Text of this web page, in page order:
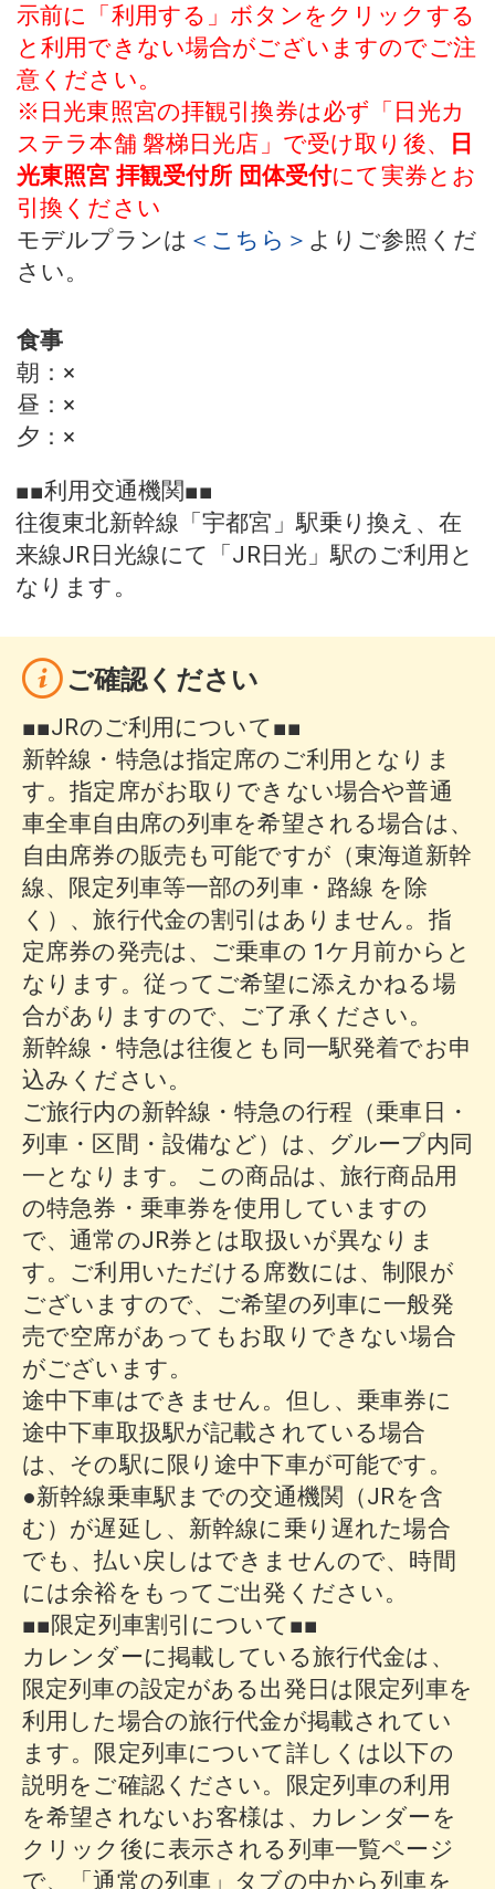
示前に「利用する」ボタンをクリックする
と利用できない場合がございますのでご注
意ください。
※日光東照宮の拝観引換券は必ず「日光カ
ステラ本舗 磐梯日光店」で受け取り後、
日
光東照宮 拝観受付所 団体受付にて実券とお
引換ください
モデルプランは ＜こちら＞ よりご参照くだ
さい。
食事
朝 ： ×
昼 ： ×
夕 ： ×
■■利用交通機関■■
往復東北新幹線「宇都宮」駅乗り換え、在
来線JR日光線にて「JR日光」駅のご利用と
なります。
ご確認ください
■■JRのご利用について■■
新幹線・特急は指定席のご利用となりま
す。指定席がお取りできない場合や普通
車全車自由席の列車を希望される場合は、
自由席券の販売も可能ですが（東海道新幹
線、限定列車等一部の列車・路線 を除
く）、旅行代金の割引はありません。指
定席券の発売は、ご乗車の 1ケ月前からと
なります。従ってご希望に添えかねる場
合がありますので、ご了承ください。
新幹線・特急は往復とも同一駅発着でお申
込みください。
ご旅行内の新幹線・特急の行程（乗車日・
列車・区間・設備など）は、グループ内同
一となります。 この商品は、旅行商品用
の特急券・乗車券を使用していますの
で、通常のJR券とは取扱いが異なりま
す。ご利用いただける席数には、制限が
ございますので、ご希望の列車に一般発
売で空席があってもお取りできない場合
がございます。
途中下車はできません。但し、乗車券に
途中下車取扱駅が記載されている場合
は、その駅に限り途中下車が可能です。
●新幹線乗車駅までの交通機関（JRを含
む）が遅延し、新幹線に乗り遅れた場合
でも、払い戻しはできませんので、時間
には余裕をもってご出発ください。
■■限定列車割引について■■
カレンダーに掲載している旅行代金は、
限定列車の設定がある出発日は限定列車を
利用した場合の旅行代金が掲載されてい
ます。限定列車について詳しくは以下の
説明をご確認ください。限定列車の利用
を希望されないお客様は、カレンダーを
クリック後に表示される列車一覧ページ
で、「通常の列車」タブの中から列車を